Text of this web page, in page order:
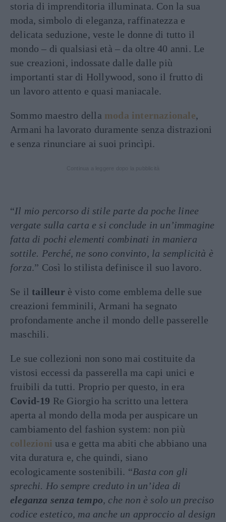
storia di imprenditoria illuminata. Con la sua
moda, simbolo di eleganza, raffinatezza e
delicata seduzione, veste le donne di tutto il
mondo – di qualsiasi età – da oltre 40 anni. Le
sue creazioni, indossate dalle dalle più
importanti star di Hollywood, sono il frutto di
un lavoro attento e quasi maniacale.
Sommo maestro della moda internazionale,
Armani ha lavorato duramente senza distrazioni
e senza rinunciare ai suoi princìpi.
“Il mio percorso di stile parte da poche linee
vergate sulla carta e si conclude in un’immagine
fatta di pochi elementi combinati in maniera
sottile. Perché, ne sono convinto, la semplicità è
forza.” Così lo stilista definisce il suo lavoro.
Se iltailleurè visto come emblema delle sue
creazioni femminili, Armani ha segnato
profondamente anche il mondo delle passerelle
maschili.
Le sue collezioni non sono mai costituite da
vistosi eccessi da passerella ma capi unici e
fruibili da tutti. Proprio per questo, in era
Covid-19 Re Giorgio ha scritto una lettera
aperta al mondo della moda per auspicare un
cambiamento del fashion system: non più
collezioni usa e getta ma abiti che abbiano una
vita duratura e, che quindi, siano
ecologicamente sostenibili. “Basta con gli
sprechi. Ho sempre creduto in un’idea di
eleganza senza tempo, che non è solo un preciso
codice estetico, ma anche un approccio al design